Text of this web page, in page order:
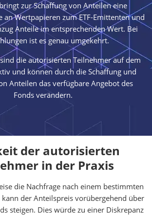
zur Schaffung von Anteilen eine
an Wertpapieren zum ETF-Emittenten und
Anteile im entsprechenden Wert. Bei
ist es genau umgekehrt.
die autorisierten Teilnehmer auf dem
und können durch die Schaffung und
Anteilen das verfügbare Angebot des
Fonds verändern.
der autorisierten
in der Praxis
die Nachfrage nach einem bestimmten
kann der Anteilspreis vorübergehend über
steigen. Dies würde zu einer Diskrepanz